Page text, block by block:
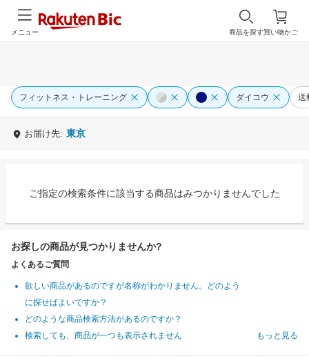
買い物かご
商品を探す
メニュー
フィットネス・トレーニング ダイコウ 送
お届け先: 東京
ご指定の検索条件に該当する商品はみつかりませんでした
お探しの商品が見つかりませんか?
よくあるご質問
欲しい商品があるのですが名称がわかりません。どのよう
に探せばよいですか？
どのような商品検索方法があるのですか？
検索しても、商品が一つも表示されません
もっと見る